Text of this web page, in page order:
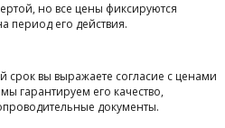
но все цены фиксируются
период его действия.
срок вы выражаете согласие с ценами
гарантируем его качество,
документы.